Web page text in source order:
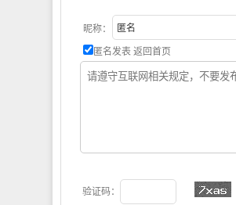
昵称：
匿名发表 返回首页
验证码：